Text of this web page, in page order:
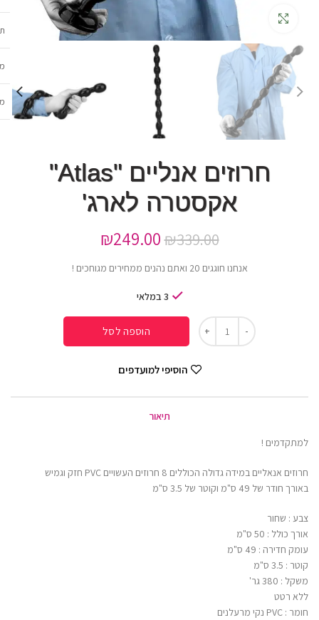
חרוזים אנליים "Atlas"
אקסטרה לארג'
₪339.00
₪249.00
אנחנו חוגגים 20 ואתם נהנים ממחירים מגוחכים !
3 במלאי
הוספה לסל
הוסיפי למועדפים
תיאור
למתקדמים !
חרוזים אנאליים במידה גדולה הכוללים 8 חרוזים העשויים PVC חזק וגמיש
באורך חודר של 49 ס"מ וקוטר של 3.5 ס"מ
צבע : שחור
אורך כולל : 50 ס"מ
עומק חדירה : 49 ס"מ
קוטר : 3.5 ס"מ
משקל : 380 גר'
ללא רטט
חומר : PVC נקי מרעלנים